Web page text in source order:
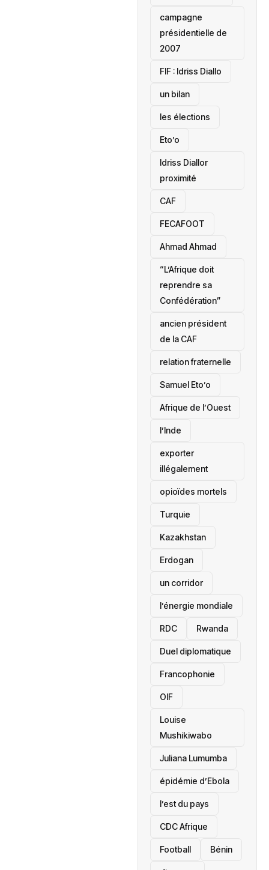
campagne
présidentielle de
2007
‎FIF : Idriss Diallo
un bilan
les élections
Eto’o
Idriss Diallor
proximité
CAF
FECAFOOT
‎Ahmad Ahmad
“L’Afrique doit
reprendre sa
Confédération”
ancien président
de la CAF
relation fraternelle
Samuel Eto’o
Afrique de l’Ouest
l’Inde
exporter
illégalement
opioïdes mortels
‎Turquie
Kazakhstan
Erdogan
un corridor
l’énergie mondiale
RDC Rwanda
Duel diplomatique
Francophonie
OIF
Louise
Mushikiwabo
Juliana Lumumba
épidémie d’Ebola
l’est du pays
CDC Afrique
Football Bénin